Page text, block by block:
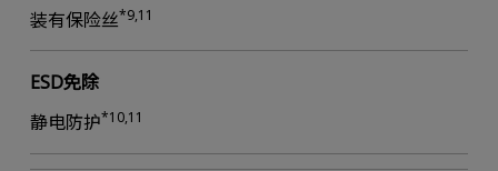
装有保险丝*9,11
ESD免除
静电防护*10,11